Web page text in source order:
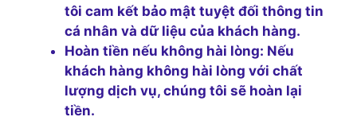
tôi cam kết bảo mật tuyệt đối thông tin
cá nhân và dữ liệu của khách hàng.
Hoàn tiền nếu không hài lòng: Nếu
khách hàng không hài lòng với chất
lượng dịch vụ, chúng tôi sẽ hoàn lại
tiền.